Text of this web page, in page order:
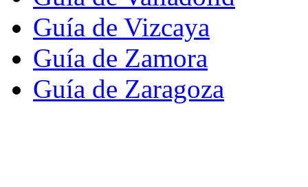
Guía de Vizcaya
Guía de Zamora
Guía de Zaragoza